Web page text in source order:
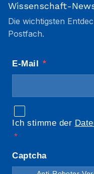
Wissenschaft-
Die wichtigsten
Postfach.